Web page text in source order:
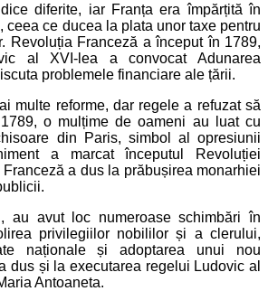
diferite, iar Franța era împărțită în
ceea ce ducea la plata unor taxe pentru
Revoluția Franceză a început în 1789,
al XVI-lea a convocat Adunarea
problemele financiare ale țării.
multe reforme, dar regele a refuzat să
o mulțime de oameni au luat cu
din Paris, simbol al opresiunii
a marcat începutul Revoluției
a dus la prăbușirea monarhiei
au avut loc numeroase schimbări în
privilegiilor nobililor și a clerului,
naționale și adoptarea unui nou
dus și la executarea regelui Ludovic al
Antoaneta.